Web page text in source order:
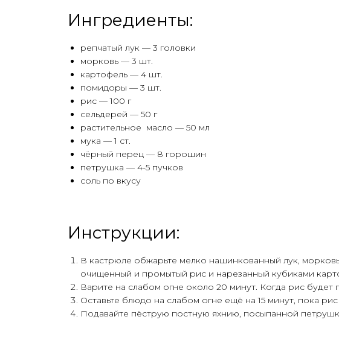
Ингредиенты:
репчатый лук — 3 головки
морковь — 3 шт.
картофель — 4 шт.
помидоры — 3 шт.
рис — 100 г
сельдерей — 50 г
растительное масло — 50 мл
мука — 1 ст.
чёрный перец — 8 горошин
петрушка — 4-5 пучков
соль по вкусу
Инструкции:
В кастрюле обжарьте мелко нашинкованный лук,
очищенный и промытый рис и нарезанный кубиками
Варите на слабом огне около 20 минут. Когда рис
Оставьте блюдо на слабом огне ещё на 15 минут, пока
Подавайте пёструю постную яхнию, посыпанной